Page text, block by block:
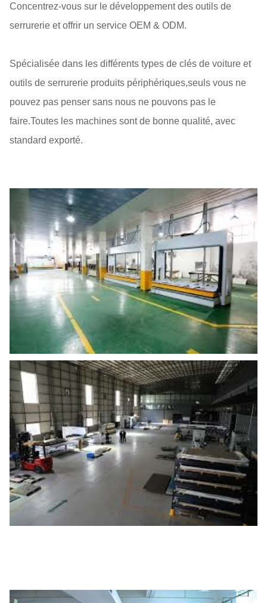
Concentrez-vous sur le développement des outils de
serrurerie et offrir un service OEM & ODM.
Spécialisée dans les différents types de clés de voiture et
outils de serrurerie produits périphériques,seuls vous ne
pouvez pas penser sans nous ne pouvons pas le
faire.Toutes les machines sont de bonne qualité, avec
standard exporté.